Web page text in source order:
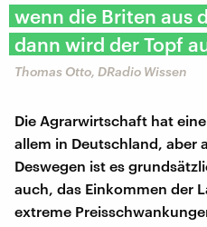
wenn die Briten aus
dann wird der Topf
Thomas Otto, DRadio Wissen
Die Agrarwirtschaft hat
allem in Deutschland, aber
Deswegen ist es
auch, das Einkommen der
extreme